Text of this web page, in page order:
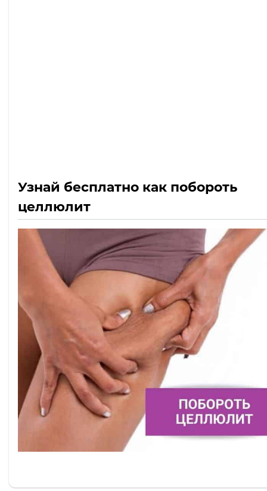
Узнай бесплатно как побороть
целлюлит